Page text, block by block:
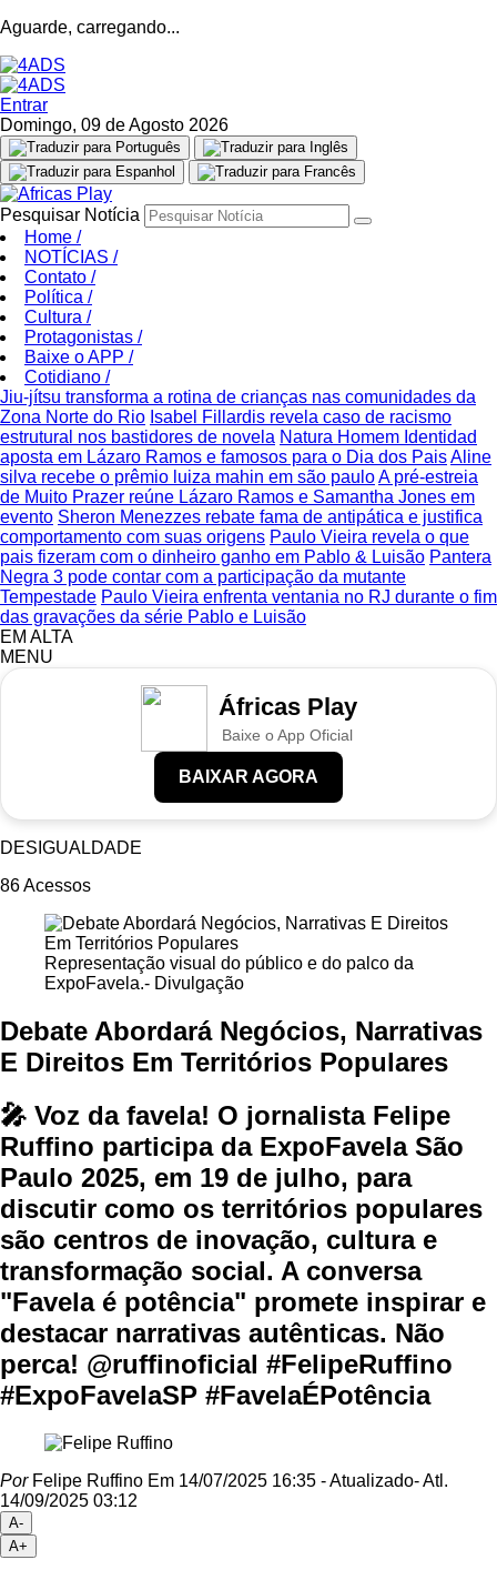
Aguarde, carregando...
Entrar
Domingo, 09 de Agosto 2026
Pesquisar Notícia
Home /
NOTÍCIAS /
Contato /
Política /
Cultura /
Protagonistas /
Baixe o APP /
Cotidiano /
Jiu-jítsu transforma a rotina de crianças nas comunidades da
Zona Norte do Rio Isabel Fillardis revela caso de racismo
estrutural nos bastidores de novela Natura Homem Identidad
aposta em Lázaro Ramos e famosos para o Dia dos PaisAline
silva recebe o prêmio luiza mahin em são pauloA pré-estreia
de Muito Prazer reúne Lázaro Ramos e Samantha Jones em
evento Sheron Menezzes rebate fama de antipática e justifica
comportamento com suas origens Paulo Vieira revela o que
pais fizeram com o dinheiro ganho em Pablo & Luisão Pantera
Negra 3 pode contar com a participação da mutante
Tempestade Paulo Vieira enfrenta ventania no RJ durante o fim
das gravações da série Pablo e Luisão
EM ALTA
MENU
Áfricas Play
Baixe o App Oficial
BAIXAR AGORA
DESIGUALDADE
86Acessos
Representação visual do público e do palco da
ExpoFavela.- Divulgação
Debate Abordará Negócios, Narrativas
E Direitos Em Territórios Populares
🎤 Voz da favela! O jornalista Felipe
Ruffino participa da ExpoFavela São
Paulo 2025, em 19 de julho, para
discutir como os territórios populares
são centros de inovação, cultura e
transformação social. A conversa
"Favela é potência" promete inspirar e
destacar narrativas autênticas. Não
perca! @ruffinoficial #FelipeRuffino
#ExpoFavelaSP #FavelaÉPotência
PorFelipe Ruffino Em 14/07/2025 16:35 - Atualizado- Atl.
14/09/2025 03:12
A-
A+